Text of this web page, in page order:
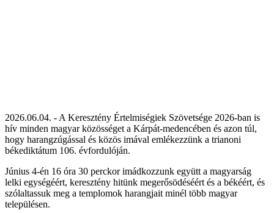
2026.06.04. - A Keresztény Értelmiségiek Szövetsége 2026-ban is
hív minden magyar közösséget a Kárpát-medencében és azon túl,
hogy harangzúgással és közös imával emlékezzünk a trianoni
békediktátum 106. évfordulóján.
Június 4-én 16 óra 30 perckor imádkozzunk együtt a magyarság
lelki egységéért, keresztény hitünk megerősödéséért és a békéért, és
szólaltassuk meg a templomok harangjait minél több magyar
településen.